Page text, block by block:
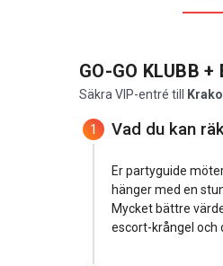
GO-GO KLUBB +
Säkra VIP-entré till
1 Vad du kan
Er partyguide
hänger med en
Mycket bättre
escort-krångel och